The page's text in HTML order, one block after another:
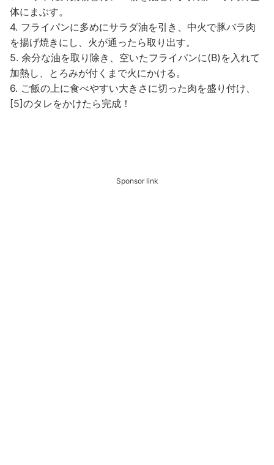
体にまぶす。
4. フライパンに多めにサラダ油を引き、中火で豚バラ肉
を揚げ焼きにし、火が通ったら取り出す。
5. 余分な油を取り除き、空いたフライパンに(B)を入れて
加熱し、とろみが付くまで火にかける。
6. ご飯の上に食べやすい大きさに切った肉を盛り付け、
[5]のタレをかけたら完成！
Sponsor link